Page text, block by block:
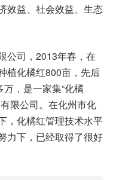
效益、社会效益、生态
公司，2013年春，在
植化橘红800亩，先后
，是一家集“化橘
限公司。在化州市化
，化橘红管理技术水平
力下，已经取得了很好